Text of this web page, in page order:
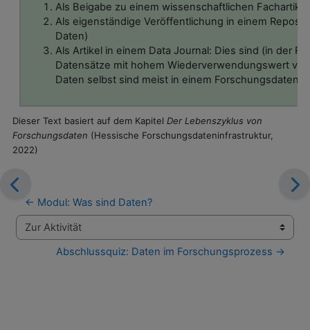
Als Beigabe zu einem wissenschaftlichen
Als eigenständige Veröffentlichung in einem
Daten)
Als Artikel in einem Data Journal: Dies sind (in der
Datensätze mit hohem Wiederverwendungswert
Daten selbst sind meist in einem
Dieser Text basiert auf dem Kapitel Der Lebenszyklus von
Forschungsdaten (Hessische Forschungsdateninfrastruktur,
2022)
← Modul: Was sind Daten?
Zur Aktivität
Abschlussquiz: Daten im Forschungsprozess →